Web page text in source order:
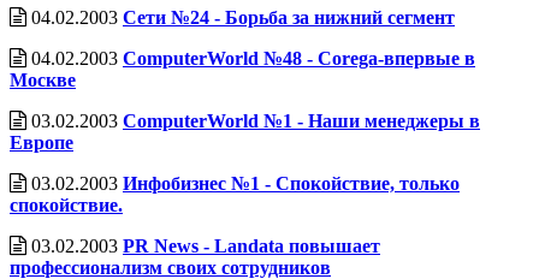
04.02.2003 Сети №24 - Борьба за нижний сегмент
04.02.2003 ComputerWorld №48 - Corega-впервые в
Москве
03.02.2003 ComputerWorld №1 - Наши менеджеры в
Европе
03.02.2003 Инфобизнес №1 - Спокойствие, только
спокойствие.
03.02.2003 PR News - Landata повышает
профессионализм своих сотрудников